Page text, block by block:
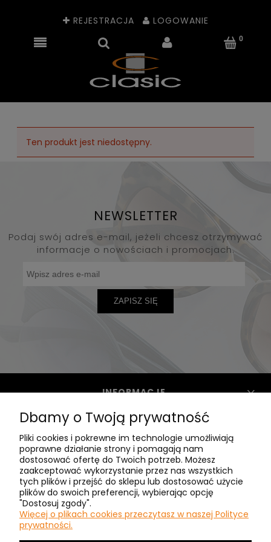
REJESTRACJA LOGOWANIE
Ten produkt jest niedostępny.
NEWSLETTER
Podaj swój adres e-mail, jeżeli chcesz otrzymywać
informacje o nowościach i promocjach.
ZAPISZ SIĘ
INFORMACJE
POMOC
CLASIC - O NAS
MASZ PYTANIA? ZADZWOŃ:
Dbamy o Twoją prywatność
Pliki cookies i pokrewne im technologie umożliwiają
poprawne działanie strony i pomagają nam
dostosować ofertę do Twoich potrzeb. Możesz
zaakceptować wykorzystanie przez nas wszystkich
tych plików i przejść do sklepu lub dostosować użycie
plików do swoich preferencji, wybierając opcję
"Dostosuj zgody".
Więcej o plikach cookies przeczytasz w naszej Polityce
prywatności.